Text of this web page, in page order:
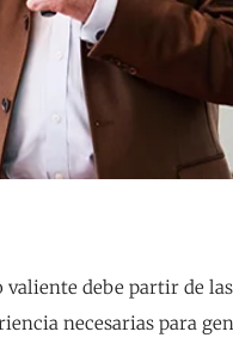
debe partir de
necesarias para